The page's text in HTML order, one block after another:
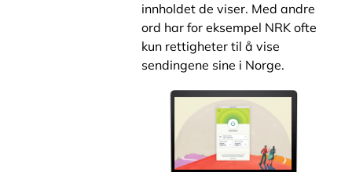
innholdet de viser. Med andre
ord har for eksempel NRK ofte
kun rettigheter til å vise
sendingene sine i Norge.